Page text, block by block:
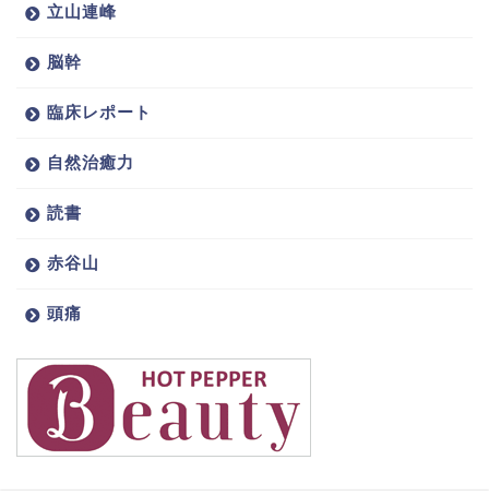
立山連峰
脳幹
臨床レポート
自然治癒力
読書
赤谷山
頭痛